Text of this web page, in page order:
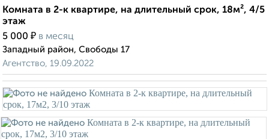
Комната в 2-к квартире, на длительный срок, 18м², 4/5
этаж
5 000 ₽ в месяц
Западный район, Свободы 17
Агентство, 19.09.2022